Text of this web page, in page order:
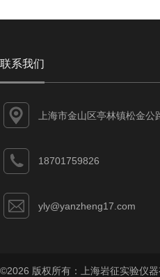
联系我们
上海市金山区亭林镇松金公
18701759826
yly@yanzheng17.com
©2026 版权所有：上海岩征实验仪